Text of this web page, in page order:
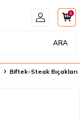
ARA
0
Biftek-Steak Bıçakları